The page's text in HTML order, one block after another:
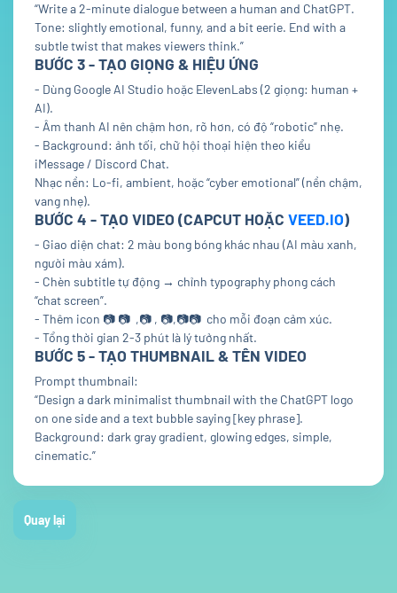
“Write a 2-minute dialogue between a human and ChatGPT.
Tone: slightly emotional, funny, and a bit eerie. End with a
subtle twist that makes viewers think.”
BƯỚC 3 - TẠO GIỌNG & HIỆU ỨNG
- Dùng Google AI Studio hoặc ElevenLabs (2 giọng: human +
AI).
- Âm thanh AI nên chậm hơn, rõ hơn, có độ “robotic” nhẹ.
- Background: ảnh tối, chữ hội thoại hiện theo kiểu
iMessage / Discord Chat.
Nhạc nền: Lo-fi, ambient, hoặc “cyber emotional” (nền chậm,
vang nhẹ).
BƯỚC 4 - TẠO VIDEO (CAPCUT HOẶC VEED.IO)
- Giao diện chat: 2 màu bong bóng khác nhau (AI màu xanh,
người màu xám).
- Chèn subtitle tự động → chỉnh typography phong cách
“chat screen”.
- Thêm icon 📷 📷 ,📷 , 📷,📷📷 cho mỗi đoạn cảm xúc.
- Tổng thời gian 2-3 phút là lý tưởng nhất.
BƯỚC 5 - TẠO THUMBNAIL & TÊN VIDEO
Prompt thumbnail:
“Design a dark minimalist thumbnail with the ChatGPT logo
on one side and a text bubble saying [key phrase].
Background: dark gray gradient, glowing edges, simple,
cinematic.”
Quay lại